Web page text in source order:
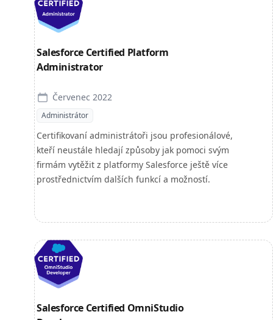
Salesforce Certified Platform
Administrator
Červenec 2022
Administrátor
Certifikovaní administrátoři jsou profesionálové,
kteří neustále hledají způsoby jak pomoci svým
firmám vytěžit z platformy Salesforce ještě více
prostřednictvím dalších funkcí a možností.
Salesforce Certified OmniStudio